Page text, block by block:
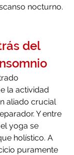
nocturno.
del
la actividad
aliado crucial
Y entre
yoga se
holístico. A
puramente